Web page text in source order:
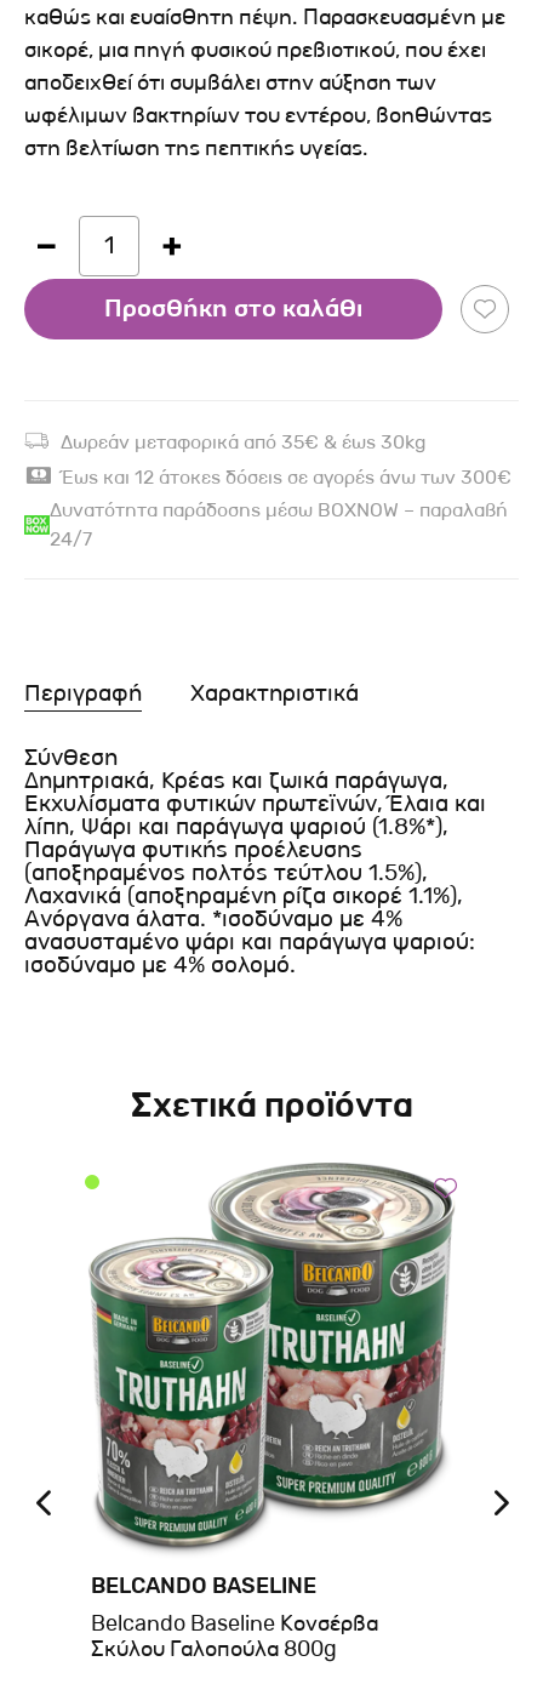
καθώς και ευαίσθητη πέψη. Παρασκευασμένη με
σικορέ, μια πηγή φυσικού πρεβιοτικού, που έχει
αποδειχθεί ότι συμβάλει στην αύξηση των
ωφέλιμων βακτηρίων του εντέρου, βοηθώντας
στη βελτίωση της πεπτικής υγείας.
1
Προσθήκη στο καλάθι
Δωρεάν μεταφορικά από 35€ & έως 30kg
Έως και 12 άτοκες δόσεις σε αγορές άνω των 300€
Δυνατότητα παράδοσης μέσω BOXNOW – παραλαβή
24/7
Περιγραφή Χαρακτηριστικά
Σύνθεση
Δημητριακά, Κρέας και ζωικά παράγωγα,
Εκχυλίσματα φυτικών πρωτεϊνών, Έλαια και
λίπη, Ψάρι και παράγωγα ψαριού (1.8%*),
Παράγωγα φυτικής προέλευσης
(αποξηραμένος πολτός τεύτλου 1.5%),
Λαχανικά (αποξηραμένη ρίζα σικορέ 1.1%),
Ανόργανα άλατα. *ισοδύναμο με 4%
ανασυσταμένο ψάρι και παράγωγα ψαριού:
ισοδύναμο με 4% σολομό.
Σχετικά προϊόντα
BELCANDO BASELINE
Belcando Baseline Κονσέρβα
Σκύλου Γαλοπούλα 800g